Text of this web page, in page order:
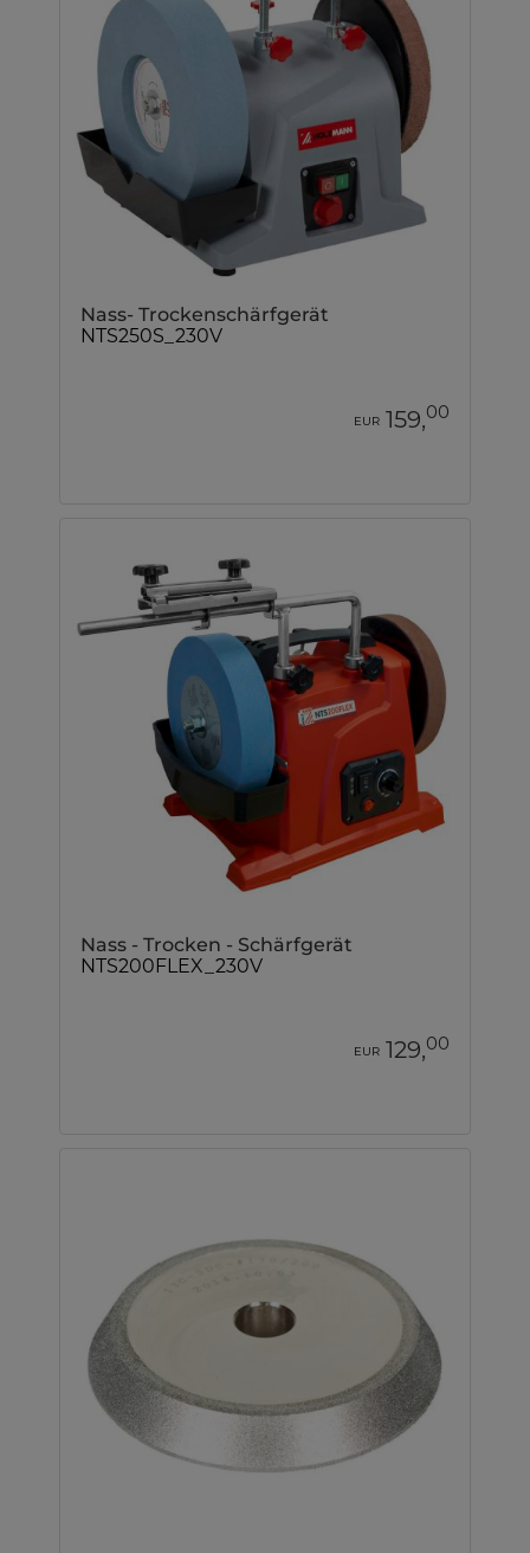
Nass- Trockenschärfgerät
NTS250S_230V
EUR 159,00
Nass - Trocken - Schärfgerät
NTS200FLEX_230V
EUR 129,00